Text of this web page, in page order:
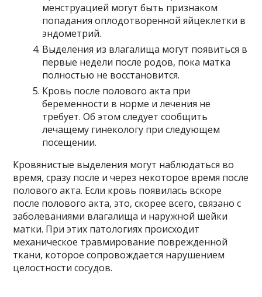
менструацией могут быть признаком
попадания оплодотворенной яйцеклетки в
эндометрий.
Выделения из влагалища могут появиться в
первые недели после родов, пока матка
полностью не восстановится.
Кровь после полового акта при
беременности в норме и лечения не
требует. Об этом следует сообщить
лечащему гинекологу при следующем
посещении.
Кровянистые выделения могут наблюдаться во
время, сразу после и через некоторое время после
полового акта. Если кровь появилась вскоре
после полового акта, это, скорее всего, связано с
заболеваниями влагалища и наружной шейки
матки. При этих патологиях происходит
механическое травмирование поврежденной
ткани, которое сопровождается нарушением
целостности сосудов.